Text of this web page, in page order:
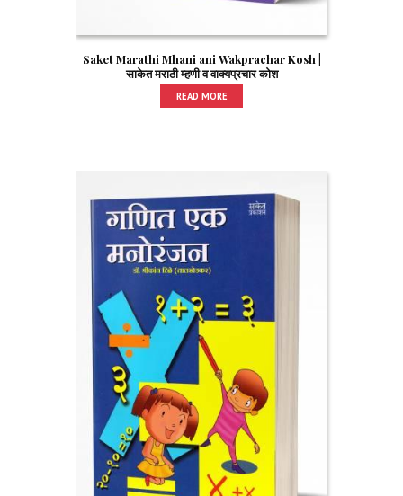
Saket Marathi Mhani ani Wakprachar Kosh |
साकेत मराठी म्हणी व वाक्यप्रचार कोश
READ MORE